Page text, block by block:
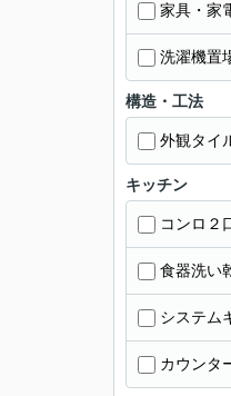
家具・家
洗濯機置
構造・工法
外観タイ
キッチン
コンロ２
食器洗い
システム
カウンタ